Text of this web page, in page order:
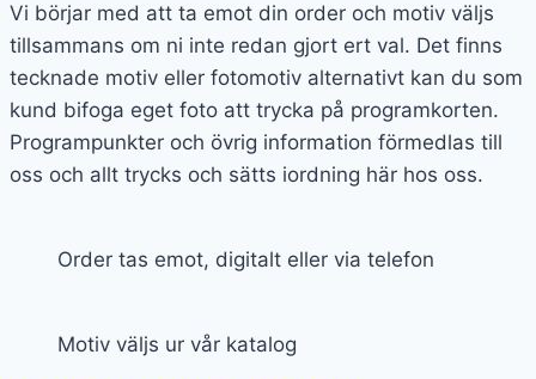
Vi börjar med att ta emot din order och motiv väljs
tillsammans om ni inte redan gjort ert val. Det finns
tecknade motiv eller fotomotiv alternativt kan du som
kund bifoga eget foto att trycka på programkorten.
Programpunkter och övrig information förmedlas till
oss och allt trycks och sätts iordning här hos oss.
Order tas emot, digitalt eller via telefon
Motiv väljs ur vår katalog